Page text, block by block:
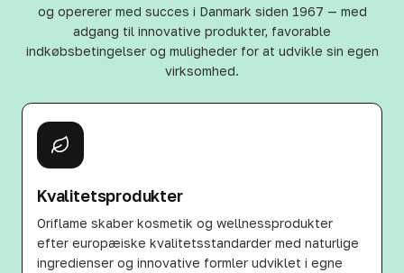
og opererer med succes i Danmark siden 1967 — med
adgang til innovative produkter, favorable
indkøbsbetingelser og muligheder for at udvikle sin egen
virksomhed.
Kvalitetsprodukter
Oriflame skaber kosmetik og wellnessprodukter
efter europæiske kvalitetsstandarder med naturlige
ingredienser og innovative formler udviklet i egne